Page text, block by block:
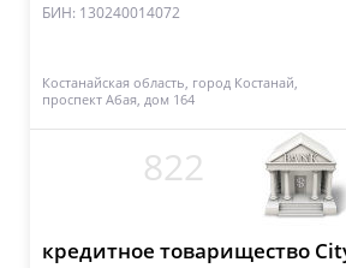
БИН: 130240014072
Костанайская область, город Костанай,
проспект Абая, дом 164
822
кредитное товарищество